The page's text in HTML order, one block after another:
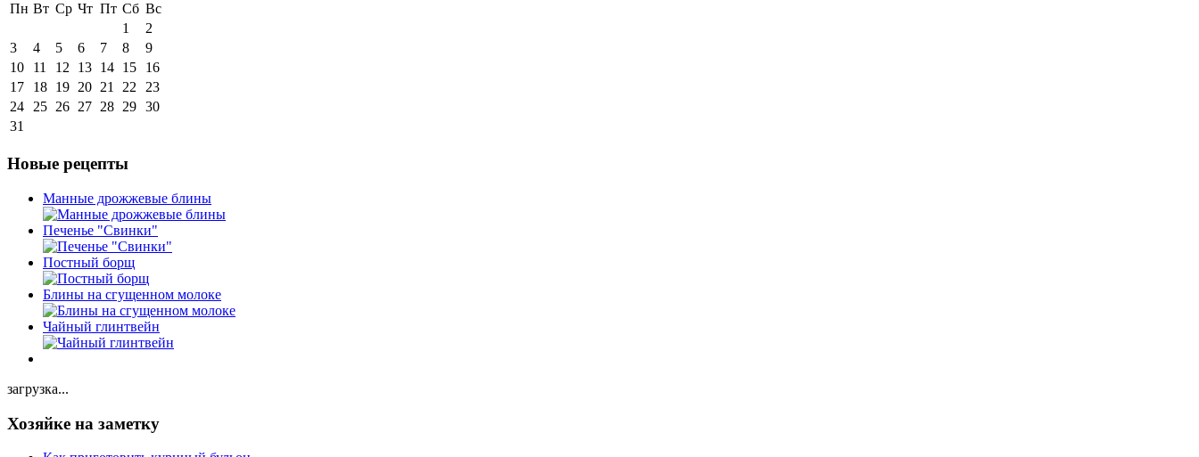
Пн Вт Ср Чт Пт Сб Вс
1
2
3
4 5 6 7 8
9
10
11 12 13 14 15
16
17
18 19 20 21 22 23
24 25 26 27 28 29 30
31
Новые рецепты
Манные дрожжевые блины
Печенье "Свинки"
Постный борщ
Блины на сгущенном молоке
Чайный глинтвейн
загрузка...
Хозяйке на заметку